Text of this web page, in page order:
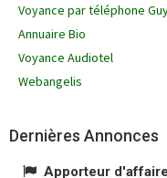
Voyance par téléphone
Annuaire Bio
Voyance Audiotel
Webangelis
Dernières Annonces
Apporteur